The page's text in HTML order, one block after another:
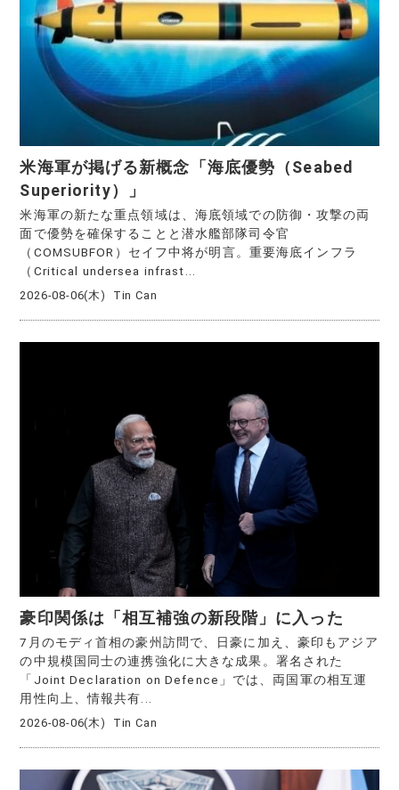
米海軍が掲げる新概念「海底優勢（Seabed
Superiority）」
米海軍の新たな重点領域は、海底領域での防御・攻撃の両
面で優勢を確保することと潜水艦部隊司令官
（COMSUBFOR）セイフ中将が明言。重要海底インフラ
（Critical undersea infrast...
2026-08-06(木) Tin Can
豪印関係は「相互補強の新段階」に入った
7月のモディ首相の豪州訪問で、日豪に加え、豪印もアジア
の中規模国同士の連携強化に大きな成果。署名された
「Joint Declaration on Defence」では、両国軍の相互運
用性向上、情報共有...
2026-08-06(木) Tin Can